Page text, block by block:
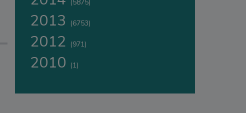
(5875)
2013 (6753)
2012 (971)
2010 (1)